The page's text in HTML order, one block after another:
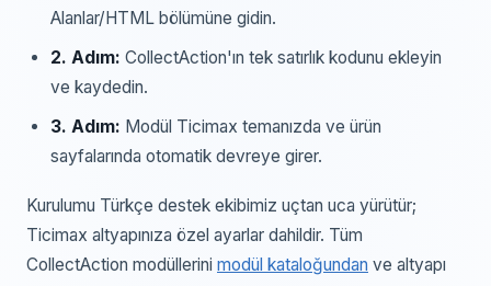
Alanlar/HTML bölümüne gidin.
2. Adım: CollectAction'ın tek satırlık kodunu ekleyin
ve kaydedin.
3. Adım: Modül Ticimax temanızda ve ürün
sayfalarında otomatik devreye girer.
Kurulumu Türkçe destek ekibimiz uçtan uca yürütür;
Ticimax altyapınıza özel ayarlar dahildir. Tüm
CollectAction modüllerini modül kataloğundan ve altyapı